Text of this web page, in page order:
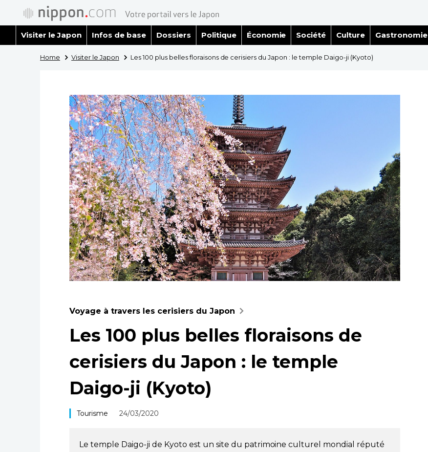
Visiter le Japon Infos de base Dossiers Politique Économie Société Culture Gastronomie
Home Visiter le Japon Les 100 plus belles floraisons de cerisiers du Japon : le temple Daigo-ji (Kyoto)
Voyage à travers les cerisiers du Japon
Les 100 plus belles floraisons de
cerisiers du Japon : le temple
Daigo-ji (Kyoto)
Tourisme 24/03/2020
Le temple Daigo-ji de Kyoto est un site du patrimoine culturel mondial réputé